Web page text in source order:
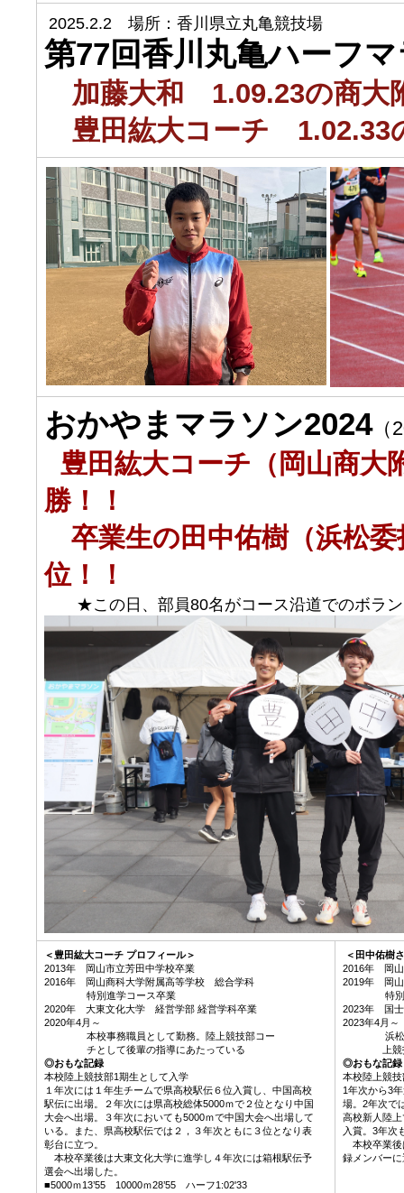
2025.2.2 場所：香川県立丸亀競技場
第77回香川丸亀ハーフ
加藤大和 1.09.23の
豊田紘大コーチ 1.02.33
おかやまマラソン2024（
豊田紘大コーチ（岡山商大
勝！！
卒業生の田中佑樹（浜松委
位！！
★この日、部員80名がコース沿道でのボラン
＜豊田紘大コーチ プロフィール＞
2013年 岡山市立芳田中学校卒業
2016年 岡山商科大学附属高等学校 総合学科
特別進学コース卒業
2020年 大東文化大学 経営学部 経営学科卒業
2020年4月～
本校事務職員として勤務。陸上競技部コー
チとして後輩の指導にあたっている
◎おもな記録
本校陸上競技部1期生として入学
１年次には１年生チームで県高校駅伝６位入賞し、中国高校
駅伝に出場。２年次には県高校総体5000ｍで２位となり中国
大会へ出場。３年次においても5000ｍで中国大会へ出場して
いる。また、県高校駅伝では２，３年次ともに３位となり表
彰台に立つ。
本校卒業後は大東文化大学に進学し４年次には箱根駅伝予
選会へ出場した。
■5000ｍ13’55 10000ｍ28’55 ハーフ1:02'33
＜田中佑樹
2016年 岡
2019年 岡山
特別進
2023年 国
2023年4月～
浜松委托
上競技選
◎おもな記録
本校陸上競
1年次から3
場。2年次で
高校新人陸
入賞。3年次
本校卒業後
録メンバー